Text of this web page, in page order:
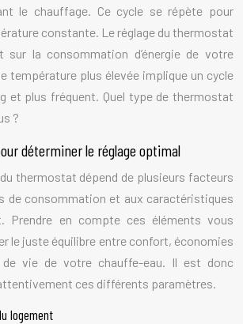
le chauffage. Ce cycle se répète pour
constante. Le réglage du thermostat
la consommation d’énergie de votre
température plus élevée implique un cycle
et plus fréquent. Quel type de thermostat
?
déterminer le réglage optimal
thermostat dépend de plusieurs facteurs
de consommation et aux caractéristiques
Prendre en compte ces éléments vous
le juste équilibre entre confort, économies
de vie de votre chauffe-eau. Il est donc
ces différents paramètres.
logement